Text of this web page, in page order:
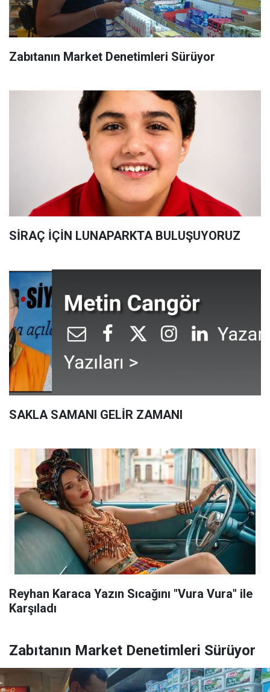
Zabıtanın Market Denetimleri Sürüyor
SİRAÇ İÇİN LUNAPARKTA BULUŞUYORUZ
SAKLA SAMANI GELİR ZAMANI
Reyhan Karaca Yazın Sıcağını "Vura Vura" ile
Karşıladı
Zabıtanın Market Denetimleri Sürüyor